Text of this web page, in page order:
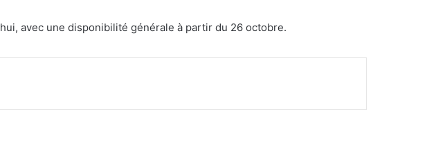
avec une disponibilité générale à partir du 26 octobre.